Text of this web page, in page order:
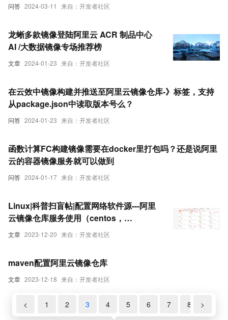
问答 2024-03-11 来自：开发者社区
文章 2024-01-23 来自：开发者社区
龙蜥多款镜像登陆阿里云 ACR 制品中心
AI /大数据镜像专场推荐榜
问答 2024-01-23 来自：开发者社区
在云效中镜像构建并推送至阿里云镜像仓库-》标签，支持
从package.json中读取版本号么？
问答 2024-01-17 来自：开发者社区
函数计算FC构建镜像需要在docker里打包吗？还是说阿里
云的容器镜像服务就可以做到
文章 2023-12-20 来自：开发者社区
Linux|科普扫盲帖|配置网络软件源---阿里
云镜像仓库服务使用（centos，
Ubuntu）
文章 2023-12-18 来自：开发者社区
maven配置阿里云镜像仓库
< 1 2 3 4 5 6 7 8 >